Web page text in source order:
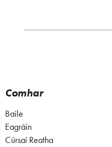
Comhar
Baile
Eagráin
Cúrsaí Reatha